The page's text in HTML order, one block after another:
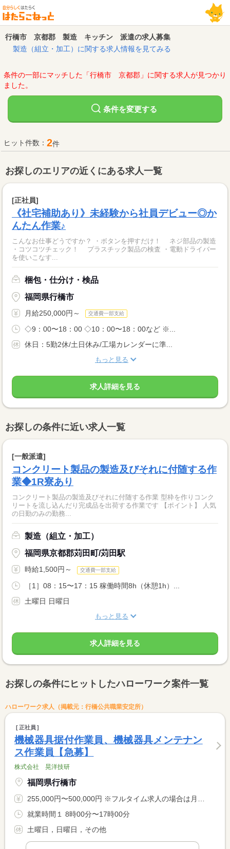
行橋市 京都郡 製造 キッチン 派遣の求人募集
製造（組立・加工）に関する求人情報を見てみる
条件の一部にマッチした「行橋市 京都郡」に関する求人が見つかり
ました。
条件を変更する
ヒット件数： 2件
お探しのエリアの近くにある求人一覧
[正社員]
《社宅補助あり》未経験から社員デビュー◎か
んたん作業♪
こんなお仕事どうですか？ ・ボタンを押すだけ！ ネジ部品の製造
・コツコツチェック！ プラスチック製品の検査 ・電動ドライバー
を使いこなす...
梱包・仕分け・検品
福岡県行橋市
月給250,000円～ 交通費一部支給
◇9：00〜18：00 ◇10：00〜18：00など ※...
休日：5勤2休/土日休み/工場カレンダーに準...
もっと見る
求人詳細を見る
お探しの条件に近い求人一覧
[一般派遣]
コンクリート製品の製造及びそれに付随する作
業◆1R寮あり
コンクリート製品の製造及びそれに付随する作業 型枠を作りコンク
リートを流し込んだり完成品を出荷する作業です 【ポイント】 人気
の日勤のみの勤務...
製造（組立・加工）
福岡県京都郡苅田町/苅田駅
時給1,500円～ 交通費一部支給
［1］08：15〜17：15 稼働時間8h（休憩1h）...
土曜日 日曜日
もっと見る
求人詳細を見る
お探しの条件にヒットしたハローワーク案件一覧
ハローワーク求人（掲載元：行橋公共職業安定所）
正社員
機械器具据付作業員、機械器具メンテナン
ス作業員【急募】
株式会社 晃洋技研
福岡県行橋市
255,000円〜500,000円 ※フルタイム求人の場合は月額（換算額）、パート求人の場合は時間額を表示しています。
就業時間１ 8時00分〜17時00分
土曜日，日曜日，その他